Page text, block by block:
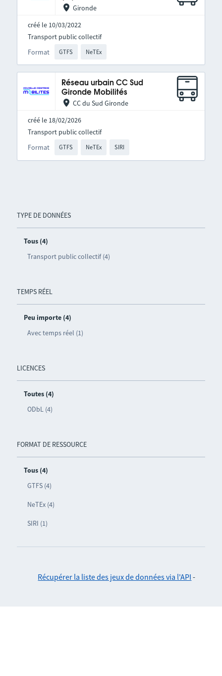
TYPE DE DONNÉES
Tous (4)
Transport public collectif (4)
TEMPS RÉEL
Peu importe (4)
Avec temps réel (1)
LICENCES
Toutes (4)
ODbL (4)
FORMAT DE RESSOURCE
Tous (4)
GTFS (4)
NeTEx (4)
SIRI (1)
Gironde
créé le 10/03/2022
Format GTFS NeTEx
Transport public collectif
Réseau urbain CC Sud
Gironde Mobilités
CC du Sud Gironde
créé le 18/02/2026
Format GTFS NeTEx SIRI
Transport public collectif
Récupérer la liste des jeux de données via l'API -